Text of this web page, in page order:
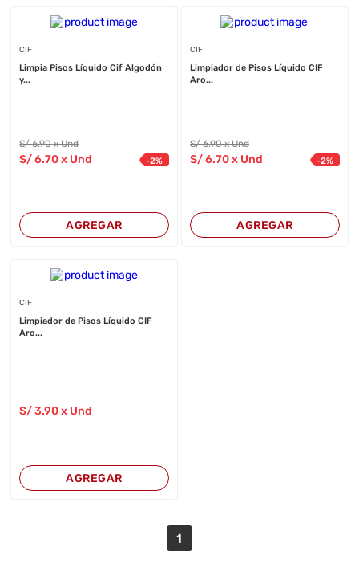
CIF
Limpia Pisos Líquido Cif Algodón
y...
S/6.90 x Und
S/6.70 x Und -2%
AGREGAR
CIF
Limpiador de Pisos Líquido CIF
Aro...
S/6.90 x Und
S/6.70x Und -2%
AGREGAR
CIF
Limpiador de Pisos Líquido CIF
Aro...
S/3.90 x Und
AGREGAR
1